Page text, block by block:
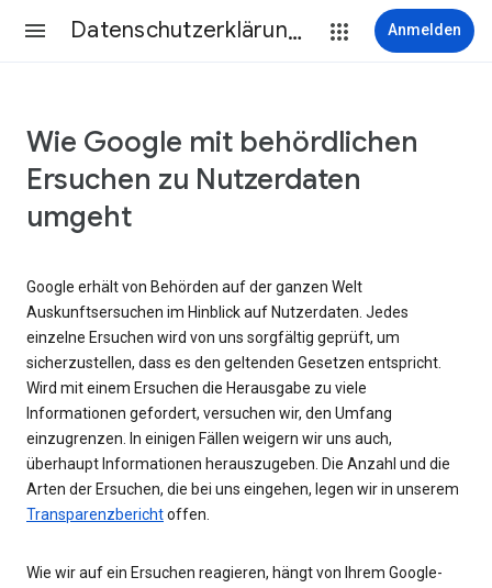
Datenschutzerklärung & Nutzungsbedingungen Anmelden
Wie Google mit behördlichen
Ersuchen zu Nutzerdaten
umgeht
Google erhält von Behörden auf der ganzen Welt
Auskunftsersuchen im Hinblick auf Nutzerdaten. Jedes
einzelne Ersuchen wird von uns sorgfältig geprüft, um
sicherzustellen, dass es den geltenden Gesetzen entspricht.
Wird mit einem Ersuchen die Herausgabe zu viele
Informationen gefordert, versuchen wir, den Umfang
einzugrenzen. In einigen Fällen weigern wir uns auch,
überhaupt Informationen herauszugeben. Die Anzahl und die
Arten der Ersuchen, die bei uns eingehen, legen wir in unserem
Transparenzberichtoffen.
Wie wir auf ein Ersuchen reagieren, hängt von Ihrem Google-